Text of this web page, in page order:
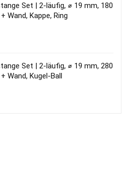
Set | 2-läufig, ⌀ 19 mm, 180
Wand, Kappe, Ring
Set | 2-läufig, ⌀ 19 mm, 280
Wand, Kugel-Ball